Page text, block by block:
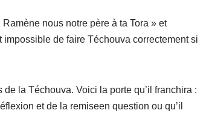
nous notre père à ta Tora » et
de faire Téchouva correctement si
la Téchouva. Voici la porte qu’il franchira :
et de la remiseen question ou qu’il